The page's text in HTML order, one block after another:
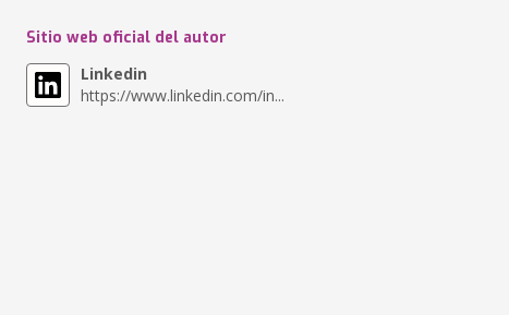
Sitio web oficial del autor
Linkedin
https://www.linkedin.com/in...